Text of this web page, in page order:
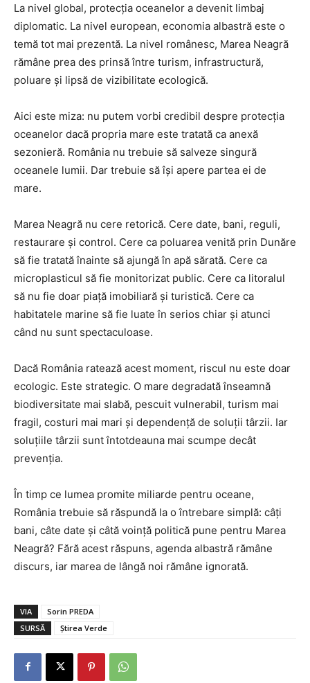
La nivel global, protecția oceanelor a devenit limbaj
diplomatic. La nivel european, economia albastră este o
temă tot mai prezentă. La nivel românesc, Marea Neagră
rămâne prea des prinsă între turism, infrastructură,
poluare și lipsă de vizibilitate ecologică.
Aici este miza: nu putem vorbi credibil despre protecția
oceanelor dacă propria mare este tratată ca anexă
sezonieră. România nu trebuie să salveze singură
oceanele lumii. Dar trebuie să își apere partea ei de
mare.
Marea Neagră nu cere retorică. Cere date, bani, reguli,
restaurare și control. Cere ca poluarea venită prin Dunăre
să fie tratată înainte să ajungă în apă sărată. Cere ca
microplasticul să fie monitorizat public. Cere ca litoralul
să nu fie doar piață imobiliară și turistică. Cere ca
habitatele marine să fie luate în serios chiar și atunci
când nu sunt spectaculoase.
Dacă România ratează acest moment, riscul nu este doar
ecologic. Este strategic. O mare degradată înseamnă
biodiversitate mai slabă, pescuit vulnerabil, turism mai
fragil, costuri mai mari și dependență de soluții târzii. Iar
soluțiile târzii sunt întotdeauna mai scumpe decât
prevenția.
În timp ce lumea promite miliarde pentru oceane,
România trebuie să răspundă la o întrebare simplă: câți
bani, câte date și câtă voință politică pune pentru Marea
Neagră? Fără acest răspuns, agenda albastră rămâne
discurs, iar marea de lângă noi rămâne ignorată.
VIA
Sorin PREDA
SURSĂ
Știrea Verde